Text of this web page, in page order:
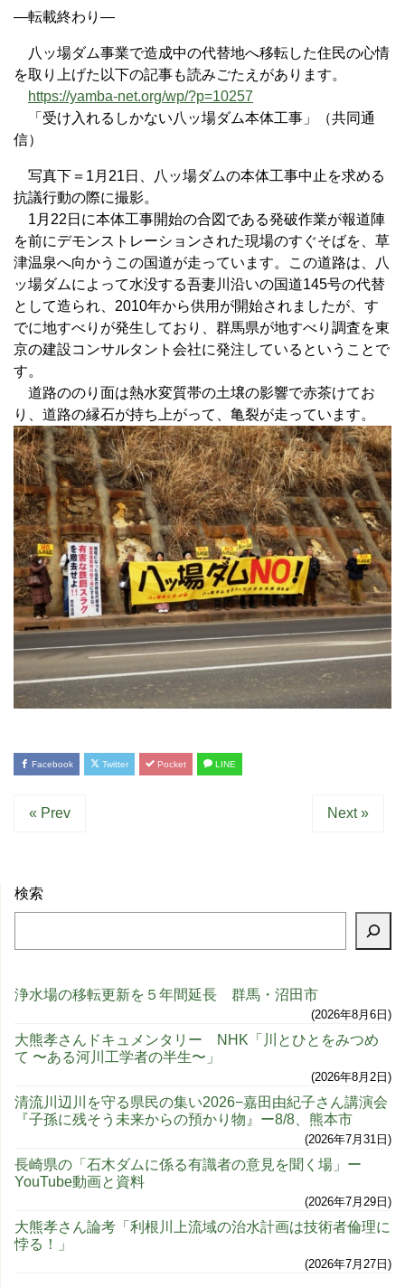
—転載終わり—
八ッ場ダム事業で造成中の代替地へ移転した住民の心情
を取り上げた以下の記事も読みごたえがあります。
https://yamba-net.org/wp/?p=10257
「受け入れるしかない八ッ場ダム本体工事」（共同通
信）
写真下＝1月21日、八ッ場ダムの本体工事中止を求める
抗議行動の際に撮影。
1月22日に本体工事開始の合図である発破作業が報道陣
を前にデモンストレーションされた現場のすぐそばを、草
津温泉へ向かうこの国道が走っています。この道路は、八
ッ場ダムによって水没する吾妻川沿いの国道145号の代替
として造られ、2010年から供用が開始されましたが、す
でに地すべりが発生しており、群馬県が地すべり調査を東
京の建設コンサルタント会社に発注しているということで
す。
道路ののり面は熱水変質帯の土壌の影響で赤茶けてお
り、道路の縁石が持ち上がって、亀裂が走っています。
Facebook Twitter Pocket LINE
« Prev Next »
検索
浄水場の移転更新を５年間延長 群馬・沼田市
2026年8月6日
大熊孝さんドキュメンタリー NHK「川とひとをみつめ
て 〜ある河川工学者の半生〜」
2026年8月2日
清流川辺川を守る県民の集い2026−嘉田由紀子さん講演会
『子孫に残そう未来からの預かり物』ー8/8、熊本市
2026年7月31日
長崎県の「石木ダムに係る有識者の意見を聞く場」ー
YouTube動画と資料
2026年7月29日
大熊孝さん論考「利根川上流域の治水計画は技術者倫理に
悖る！」
2026年7月27日